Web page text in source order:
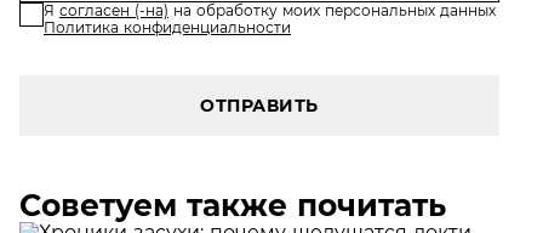
Я согласен (-на) на обработку моих персональных данных
Политика конфиденциальности
ОТПРАВИТЬ
Советуем также почитать